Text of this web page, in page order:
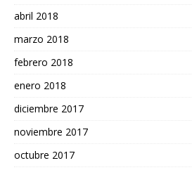
abril 2018
marzo 2018
febrero 2018
enero 2018
diciembre 2017
noviembre 2017
octubre 2017